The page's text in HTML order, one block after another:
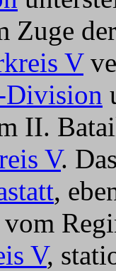
Zuge
V
Division
II.
V.
,
V,